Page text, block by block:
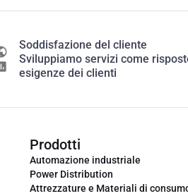
Soddisfazione del cliente
Sviluppiamo servizi come
esigenze dei clienti
Prodotti
Automazione industriale
Power Distribution
Attrezzature e Materiali di